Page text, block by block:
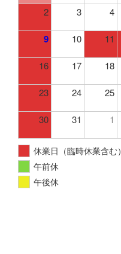
2 3 4
9 10 11
16 17 18
23 24 25
30 31 1
休業日（臨時休業含む）
午前休
午後休